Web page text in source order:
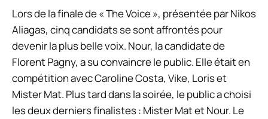
Lors de la finale de « The Voice », présentée par Nikos
Aliagas, cinq candidats se sont affrontés pour
devenir la plus belle voix. Nour, la candidate de
Florent Pagny, a su convaincre le public. Elle était en
compétition avec Caroline Costa, Vike, Loris et
Mister Mat. Plus tard dans la soirée, le public a choisi
les deux derniers finalistes : Mister Mat et Nour. Le